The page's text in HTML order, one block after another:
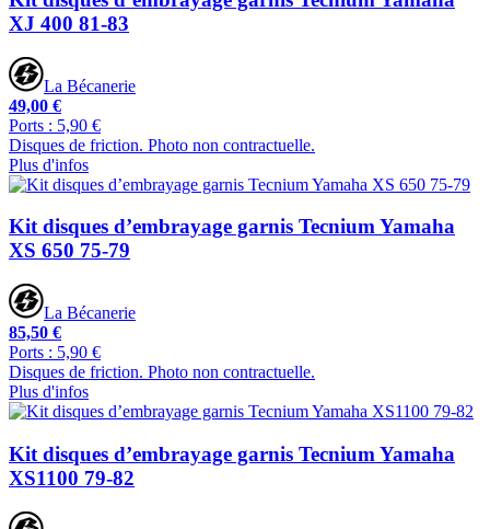
XJ 400 81-83
La Bécanerie
49,00 €
Ports : 5,90 €
Disques de friction. Photo non contractuelle.
Plus d'infos
Kit disques d’embrayage garnis Tecnium Yamaha
XS 650 75-79
La Bécanerie
85,50 €
Ports : 5,90 €
Disques de friction. Photo non contractuelle.
Plus d'infos
Kit disques d’embrayage garnis Tecnium Yamaha
XS1100 79-82